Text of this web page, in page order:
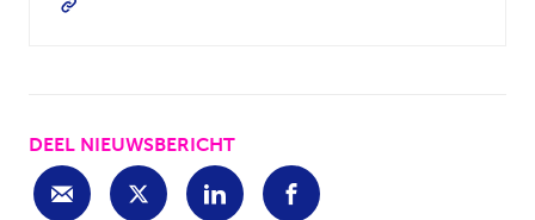
DEEL NIEUWSBERICHT